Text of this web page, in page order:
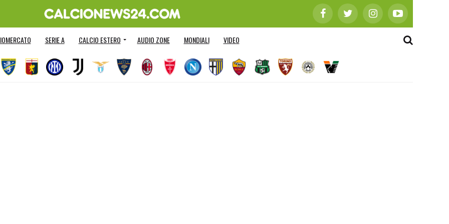
SERIE A CALCIO ESTERO AUDIO ZONE MONDIALI VIDEO